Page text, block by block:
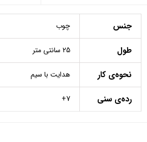
جنس چوب
طول 25 سانتی متر
نحوه‌ی کار هدایت با سیم
رده‌ی سنی 7+